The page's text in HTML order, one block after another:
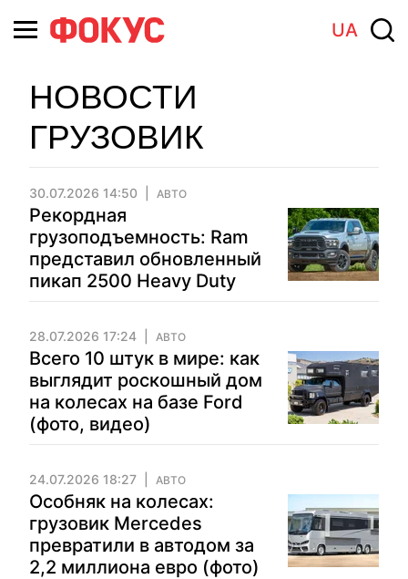
UA
НОВОСТИ
ГРУЗОВИК
30.07.2026 14:50 АВТО
Рекордная
грузоподъемность: Ram
представил обновленный
пикап 2500 Heavy Duty
28.07.2026 17:24 АВТО
Всего 10 штук в мире: как
выглядит роскошный дом
на колесах на базе Ford
(фото, видео)
24.07.2026 18:27 АВТО
Особняк на колесах:
грузовик Mercedes
превратили в автодом за
2,2 миллиона евро (фото)